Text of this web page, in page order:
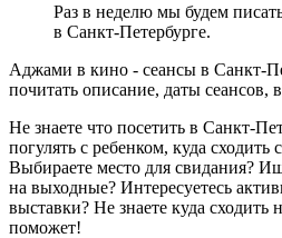
Раз в неделю мы будем
в Санкт-Петербурге.
Аджами в кино - сеансы в Санкт-
почитать описание, даты сеансов,
Не знаете что посетить в Санкт-
погулять с ребенком, куда
Выбираете место для свидания?
на выходные? Интересуетесь
выставки? Не знаете куда
поможет!